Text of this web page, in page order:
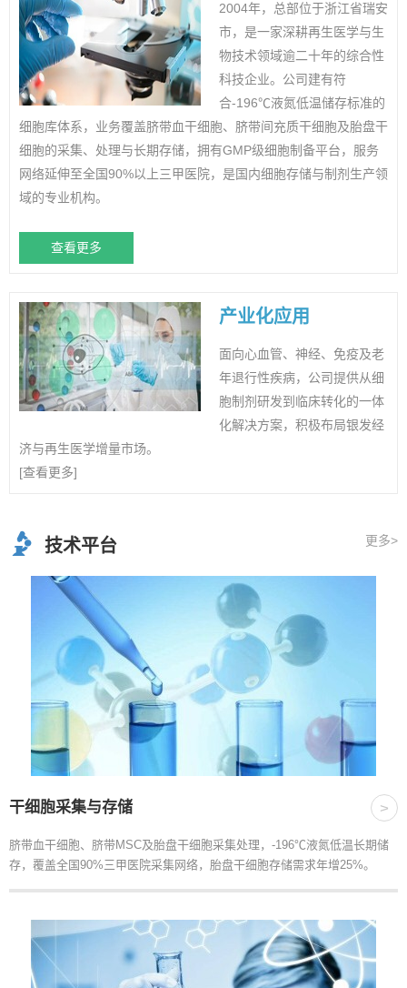
2004年，总部位于浙江省瑞安
市，是一家深耕再生医学与生
物技术领域逾二十年的综合性
科技企业。公司建有符
合-196℃液氮低温储存标准的
细胞库体系，业务覆盖脐带血干细胞、脐带间充质干细胞及胎盘干
细胞的采集、处理与长期存储，拥有GMP级细胞制备平台，服务
网络延伸至全国90%以上三甲医院，是国内细胞存储与制剂生产领
域的专业机构。
查看更多
产业化应用
面向心血管、神经、免疫及老
年退行性疾病，公司提供从细
胞制剂研发到临床转化的一体
化解决方案，积极布局银发经
济与再生医学增量市场。
[查看更多]
技术平台 更多>
干细胞采集与存储 >
脐带血干细胞、脐带MSC及胎盘干细胞采集处理，-196℃液氮低温长期储
存，覆盖全国90%三甲医院采集网络，胎盘干细胞存储需求年增25%。